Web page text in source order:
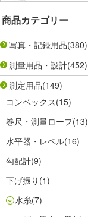
商品カテゴリー
写真・記録用品(380)
測量用品・設計(452)
測定用品(149)
コンベックス(15)
巻尺・測量ロープ(13)
水平器・レベル(16)
勾配計(9)
下げ振り (1)
水糸(7)